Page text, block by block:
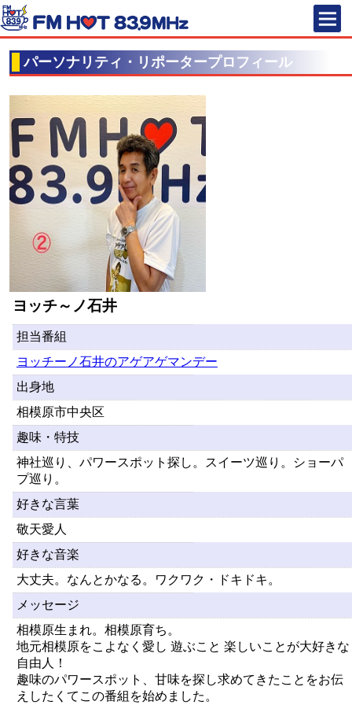
FM HOT
パーソナリティ・リポータープロフィール
ヨッチ～ノ石井
担当番組
ヨッチーノ石井のアゲアゲマンデー
出身地
相模原市中央区
趣味・特技
神社巡り、パワースポット探し。スイーツ巡り。ショーパ
プ巡り。
好きな言葉
敬天愛人
好きな音楽
大丈夫。なんとかなる。ワクワク・ドキドキ。
メッセージ
相模原生まれ。相模原育ち。
地元相模原をこよなく愛し 遊ぶこと 楽しいことが大好きな
自由人！
趣味のパワースポット、甘味を探し求めてきたことをお伝
えしたくてこの番組を始めました。